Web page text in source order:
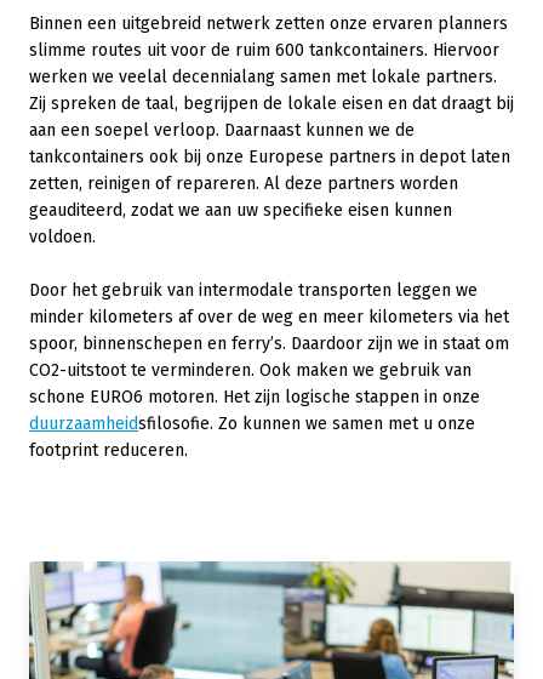
Binnen een uitgebreid netwerk zetten onze ervaren planners
slimme routes uit voor de ruim 600 tankcontainers. Hiervoor
werken we veelal decennialang samen met lokale partners.
Zij spreken de taal, begrijpen de lokale eisen en dat draagt bij
aan een soepel verloop. Daarnaast kunnen we de
tankcontainers ook bij onze Europese partners in depot laten
zetten, reinigen of repareren. Al deze partners worden
geauditeerd, zodat we aan uw specifieke eisen kunnen
voldoen.
Door het gebruik van intermodale transporten leggen we
minder kilometers af over de weg en meer kilometers via het
spoor, binnenschepen en ferry’s. Daardoor zijn we in staat om
CO2-uitstoot te verminderen. Ook maken we gebruik van
schone EURO6 motoren. Het zijn logische stappen in onze
duurzaamheidsfilosofie. Zo kunnen we samen met u onze
footprint reduceren.